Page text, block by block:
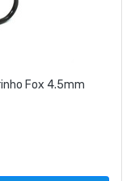
Fox 4.5mm